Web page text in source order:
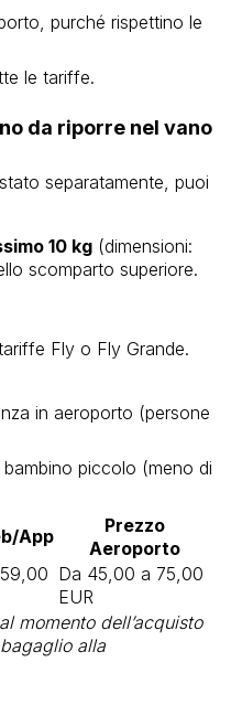
purché rispettino le
le tariffe.
da riporre nel vano
separatamente, puoi
10 kg (dimensioni:
scomparto superiore.
Fly o Fly Grande.
in aeroporto (persone
piccolo (meno di
App
Prezzo
Aeroporto
Da 45,00 a 75,00
EUR
momento dell’acquisto
alla